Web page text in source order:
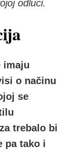
odluci.
imaju
o načinu
se
trebalo bi
pa tako i